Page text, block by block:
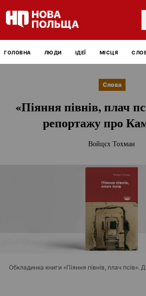
ГОЛОВНА ЛЮДИ ІДЕЇ МІСЦЯ
Слова
«Піяння півнів, плач
репортажу про
Войцєх Тохман
Обкладинка книги «Піяння півнів, плач псів».